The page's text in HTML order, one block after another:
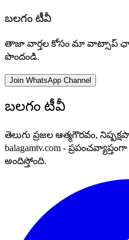
బలగం టీవీ
తాజా వార్తల కోసం మా వాట్సాప్
పొందండి.
Join WhatsApp Channel
బలగం టీవీ
తెలుగు ప్రజల ఆత్మగౌరవం,
balagamtv.com -
అందిస్తోంది.